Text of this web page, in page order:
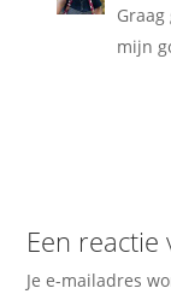
mijn
Een
Je e-mailadres